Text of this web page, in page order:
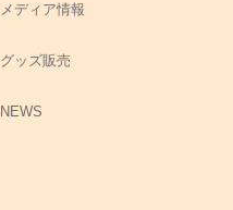
メディア情報
グッズ販売
NEWS